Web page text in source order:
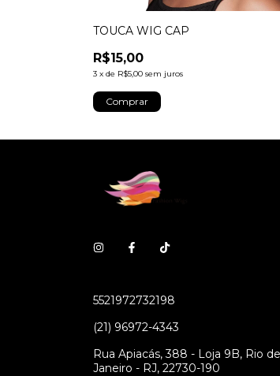
TOUCA WIG CAP
R$15,00
3 x de R$5,00 sem juros
5521972732198
(21) 96972-4343
Rua Apiacás, 388 - Loja 9B, Rio de
Janeiro - RJ, 22730-190